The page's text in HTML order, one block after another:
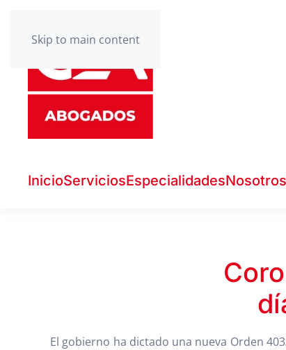
Skip to main content
InicioServiciosEspecialidadesNosotros
El gobierno ha dictado una nueva Orden